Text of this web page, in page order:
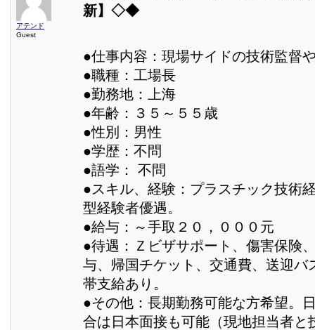
アテンド
Guest
新】◇◆
●仕事内容：現場サイドの技術監督
●職種：工場長
●勤務地：上海
●年齢：３５～５５歳
●性別：男性
●学歴：不問
●語学： 不問
●スキル、経験：プラスチック技術
型経験者優遇。
●給与：～手取２０，０００元
●待遇：Ｚビザサポート、傷害保険
与、帰国チケット、交通費、送迎バ
帯支給あり。
●その他：長期勤務可能な方希望。
合は日本面接も可能（現地担当者と